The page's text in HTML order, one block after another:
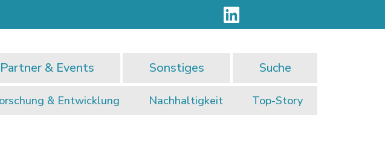
Partner & Events Sonstiges Suche
& Entwicklung Nachhaltigkeit Top-Story